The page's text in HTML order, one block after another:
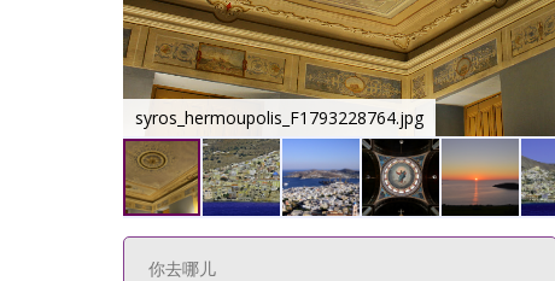
syros_hermoupolis_F1793228764.jpg
你去哪儿